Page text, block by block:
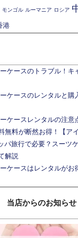
モンゴル ルーマニア ロシア
港
ケースのトラブル！キ
ケースのレンタルと購
ケースレンタルの注意
無料が断然お得！【ア
パ旅行で必要？スーツ
解説
ケースはレンタルがお
当店からのお知らせ